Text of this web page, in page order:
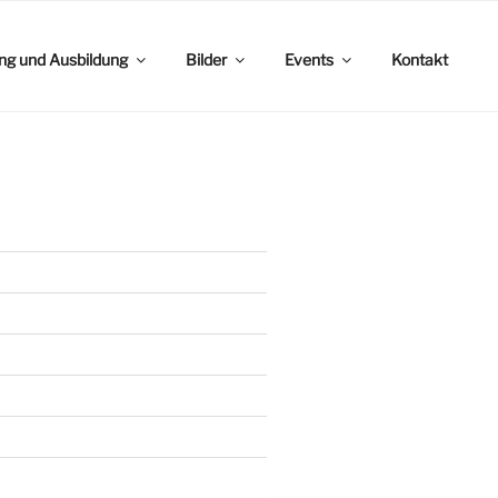
und Ausbildung Bilder Events Kontakt